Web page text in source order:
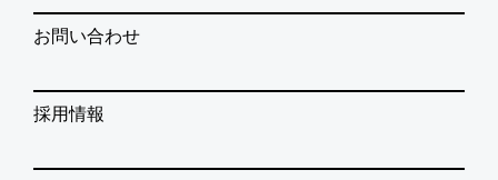
お問い合わせ
採用情報